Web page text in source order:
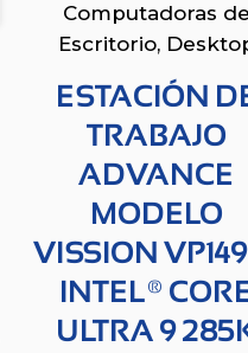
Computadoras
Escritorio,
ESTACIÓN
TRABAJO
ADVANCE
MODELO
VISSION
INTEL®
ULTRA 9